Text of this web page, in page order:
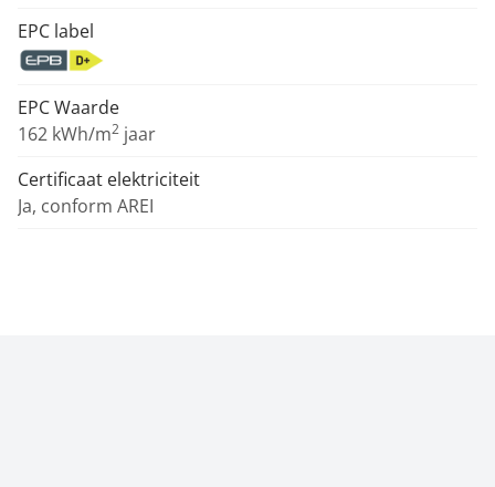
EPC label
EPC Waarde
162 kWh/m2 jaar
Certificaat elektriciteit
Ja, conform AREI